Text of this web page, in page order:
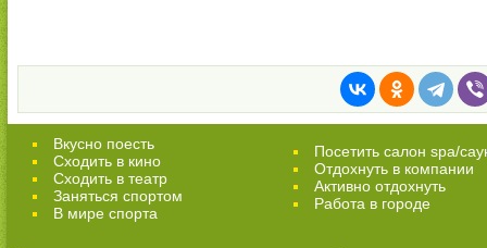
Вкусно поесть
Сходить в кино
Cходить в театр
Заняться спортом
В мире спорта
Посетить салон spa/
Отдохнуть в компании
Активно отдохнуть
Работа в городе